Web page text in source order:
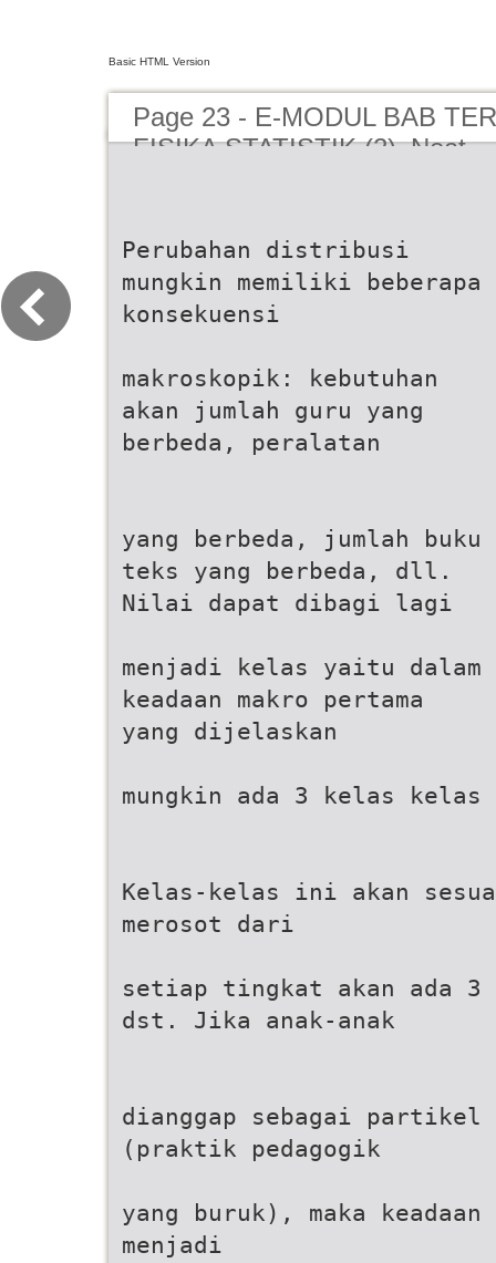
Basic HTML Version
Page 23 - E-MODUL BAB
FISIKA STATISTIK (2)_Neat
Perubahan distribusi
mungkin memiliki beberapa
konsekuensi
makroskopik: kebutuhan
akan jumlah guru yang
berbeda, peralatan
yang berbeda, jumlah buku
teks yang berbeda, dll.
Nilai dapat dibagi lagi
menjadi kelas yaitu dalam
keadaan makro pertama
yang dijelaskan
mungkin ada 3 kelas
Kelas-kelas ini akan
merosot dari
setiap tingkat akan ada 3
dst. Jika anak-anak
dianggap sebagai partikel
(praktik pedagogik
yang buruk), maka
menjadi